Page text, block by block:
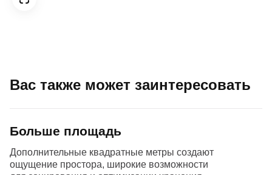
Вас также может заинтересовать
Больше площадь
Дополнительные квадратные метры создают
ощущение простора, широкие возможности